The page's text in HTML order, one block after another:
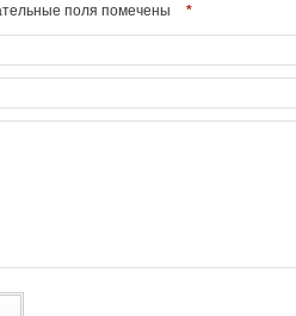
поля помечены *